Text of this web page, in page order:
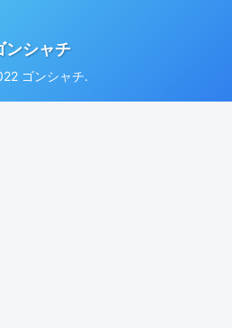
ンシャチ
ゴンシャチ.